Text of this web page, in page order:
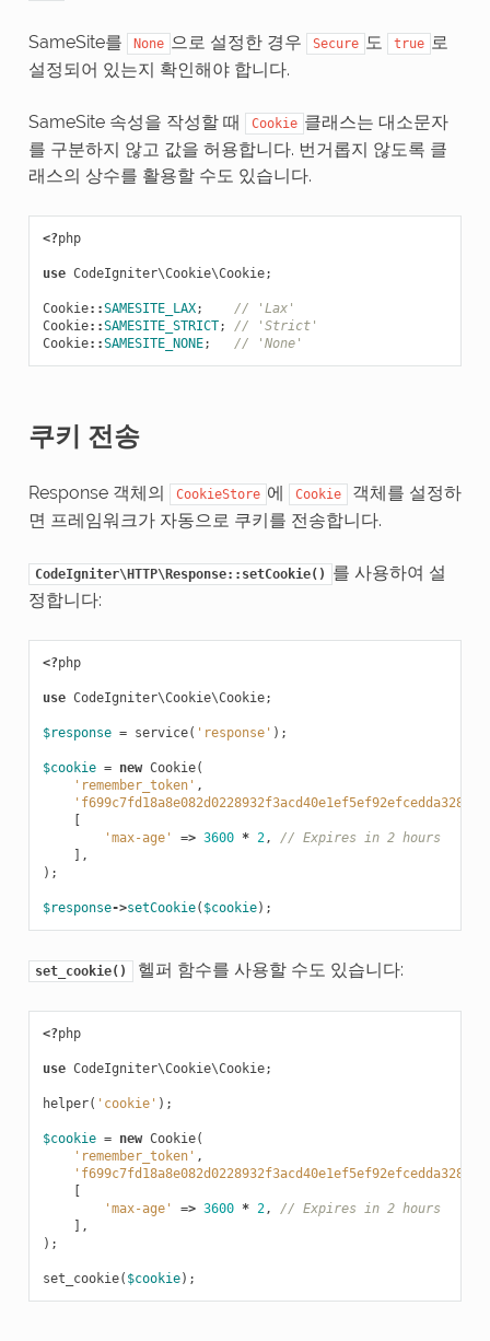
SameSite를 None 으로 설정한 경우 Secure 도 true 로
설정되어 있는지 확인해야 합니다.
SameSite 속성을 작성할 때 Cookie 클래스는 대소문자
를 구분하지 않고 값을 허용합니다. 번거롭지 않도록 클
래스의 상수를 활용할 수도 있습니다.
<?php
use CodeIgniter\Cookie\Cookie;
Cookie::SAMESITE_LAX;
// 'Lax'
Cookie::SAMESITE_STRICT;
// 'Strict'
Cookie::SAMESITE_NONE; // 'None'
쿠키 전송
Response 객체의 CookieStore 에 Cookie
객체를 설정하
면 프레임워크가 자동으로 쿠키를 전송합니다.
CodeIgniter\HTTP\Response::setCookie()
를 사용하여 설
정합니다:
<?php
use CodeIgniter\Cookie\Cookie;
$response = service( 'response' );
$cookie = new Cookie(
'remember_token' ,
[
'max-age'
=> 3600 * 2,
// Expires in 2 hours
],
);
$response->setCookie( $cookie);
set_cookie() 헬퍼 함수를 사용할 수도 있습니다:
<?php
use CodeIgniter\Cookie\Cookie;
helper( 'cookie' );
$cookie = new Cookie(
'remember_token' ,
[
'max-age'
=> 3600 * 2,
// Expires in 2 hours
],
);
set_cookie( $cookie);